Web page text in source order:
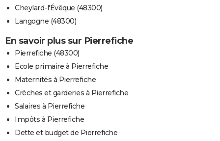
Cheylard-l'Évêque (48300)
Langogne (48300)
En savoir plus sur Pierrefiche
Pierrefiche (48300)
Ecole primaire à Pierrefiche
Maternités à Pierrefiche
Crèches et garderies à Pierrefiche
Salaires à Pierrefiche
Impôts à Pierrefiche
Dette et budget de Pierrefiche